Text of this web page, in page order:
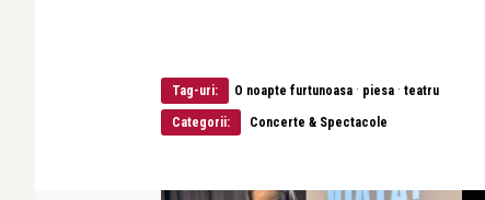
Tag-uri: O noapte furtunoasa · piesa · teatru
Categorii: Concerte & Spectacole